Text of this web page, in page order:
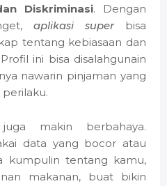
Diskriminasi. Dengan
aplikasi superbisa
tentang kebiasaan dan
ini bisa disalahgunain
nawarin pinjaman yang
makin berbahaya.
data yang bocor atau
kumpulin tentang kamu,
makanan, buat bikin